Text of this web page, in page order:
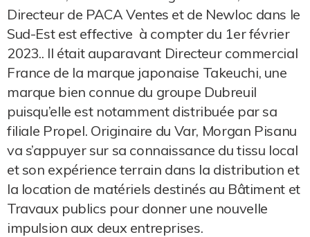
Directeur de PACA Ventes et de Newloc dans le
Sud-Est est effective à compter du 1er février
2023.. Il était auparavant Directeur commercial
France de la marque japonaise Takeuchi, une
marque bien connue du groupe Dubreuil
puisqu’elle est notamment distribuée par sa
filiale Propel. Originaire du Var, Morgan Pisanu
va s’appuyer sur sa connaissance du tissu local
et son expérience terrain dans la distribution et
la location de matériels destinés au Bâtiment et
Travaux publics pour donner une nouvelle
impulsion aux deux entreprises.